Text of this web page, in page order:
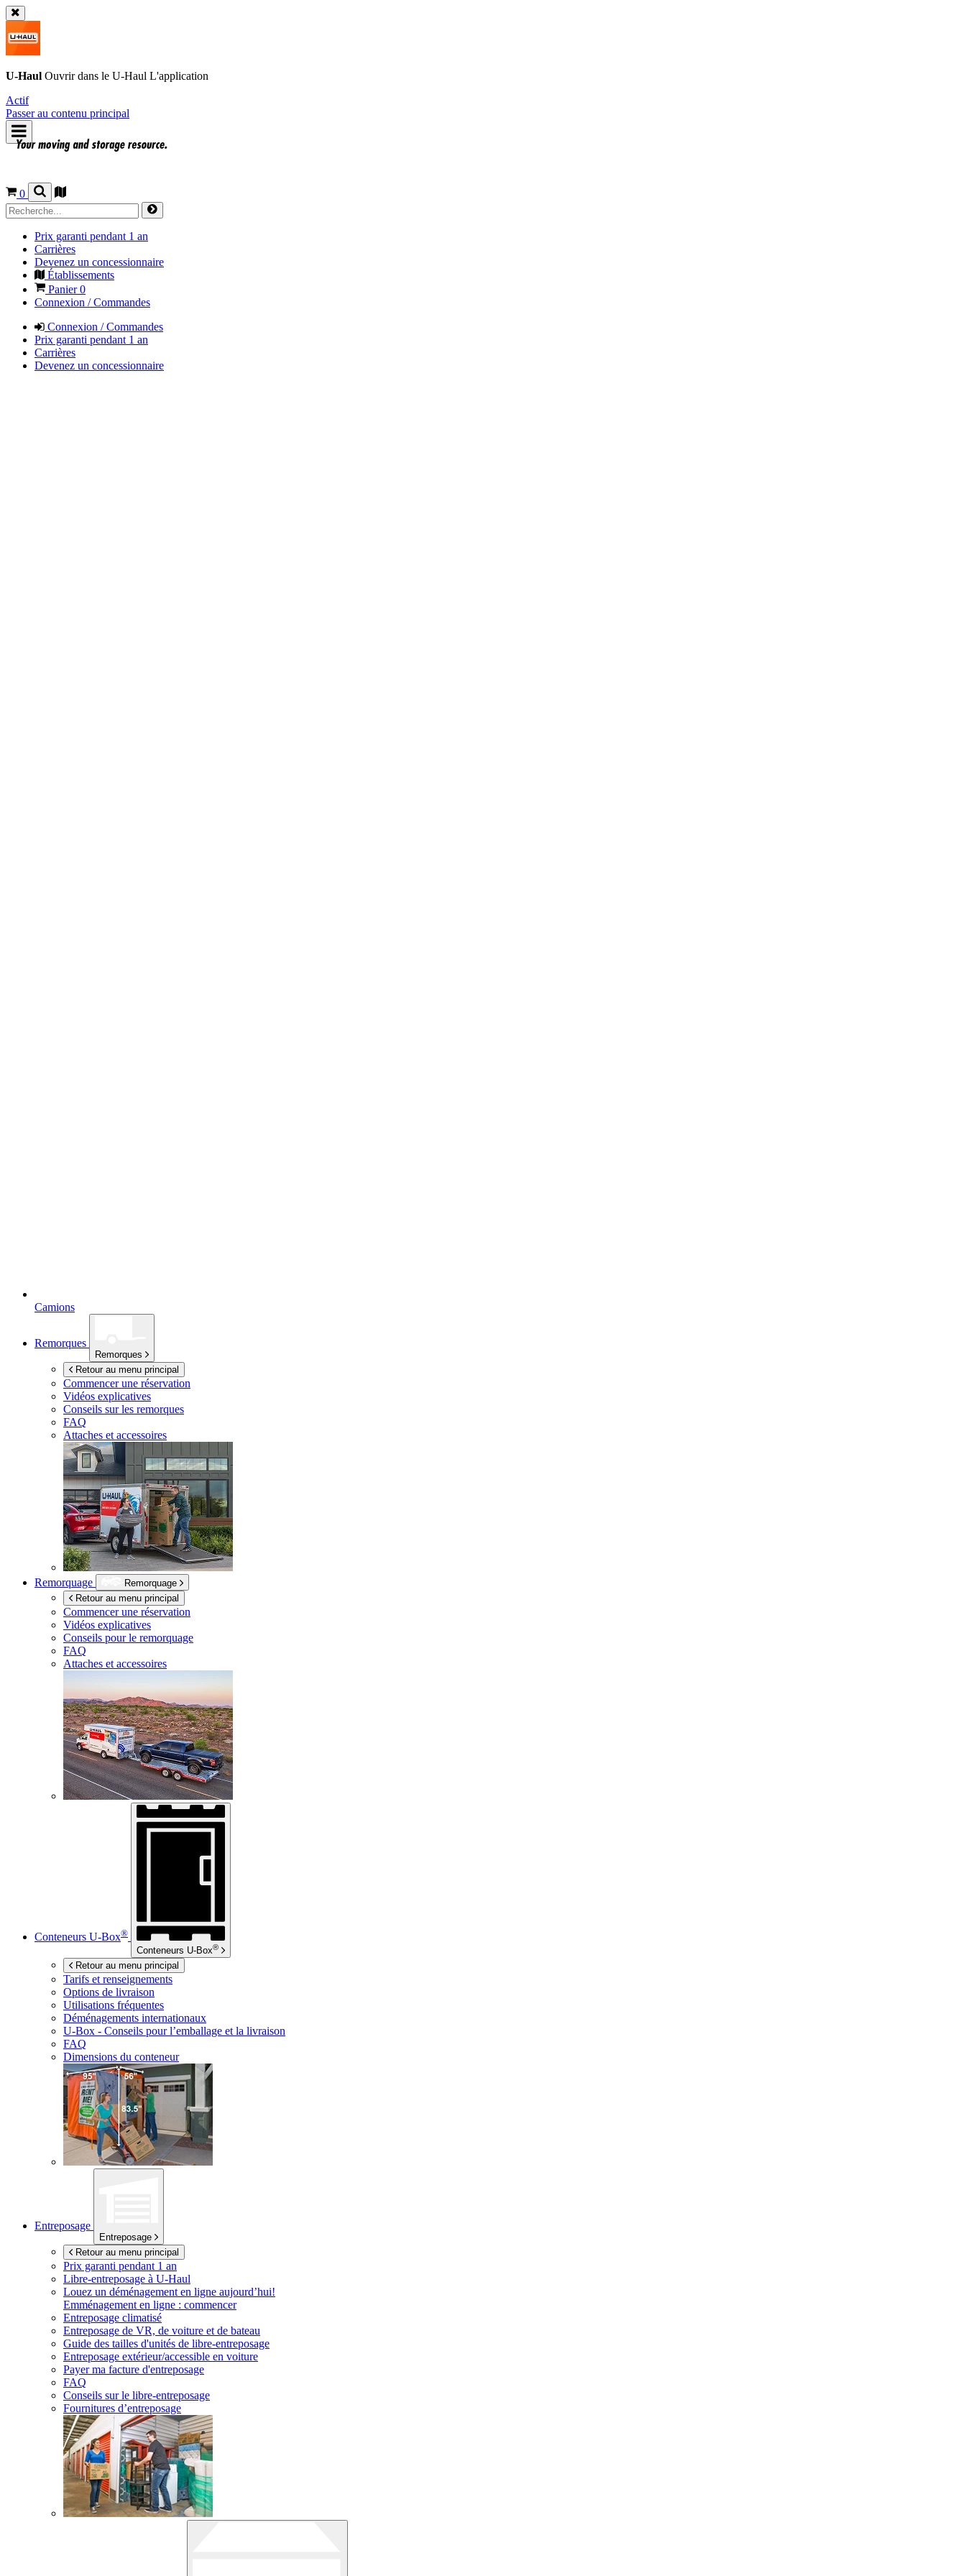
U-Haul Ouvrir dans le U-Haul L'application
Actif
Passer au contenu principal
0
Prix garanti pendant 1 an
Carrières
Devenez un concessionnaire
Établissements
Panier0
Connexion / Commandes
Connexion / Commandes
Prix garanti pendant 1 an
Carrières
Devenez un concessionnaire
Camions
Remorques
Remorques
Retour au menu principal
Commencer une réservation
Vidéos explicatives
Conseils sur les remorques
FAQ
Attaches et accessoires
Remorquage
Remorquage
Retour au menu principal
Commencer une réservation
Vidéos explicatives
Conseils pour le remorquage
FAQ
Attaches et accessoires
Conteneurs U-Box®
Conteneurs U-Box®
Retour au menu principal
Tarifs et renseignements
Options de livraison
Utilisations fréquentes
Déménagements internationaux
U-Box - Conseils pour l’emballage et la livraison
FAQ
Dimensions du conteneur
Entreposage
Entreposage
Retour au menu principal
Prix garanti pendant 1 an
Libre-entreposage à U-Haul
Louez un déménagement en ligne aujourd’hui!
Emménagement en ligne : commencer
Entreposage climatisé
Entreposage de VR, de voiture et de bateau
Guide des tailles d'unités de libre-entreposage
Entreposage extérieur/accessible en voiture
Payer ma facture d'entreposage
FAQ
Conseils sur le libre-entreposage
Fournitures d’entreposage